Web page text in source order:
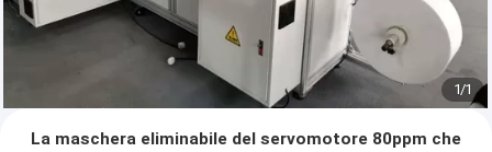
1/1
La maschera eliminabile del servomotore 80ppm che